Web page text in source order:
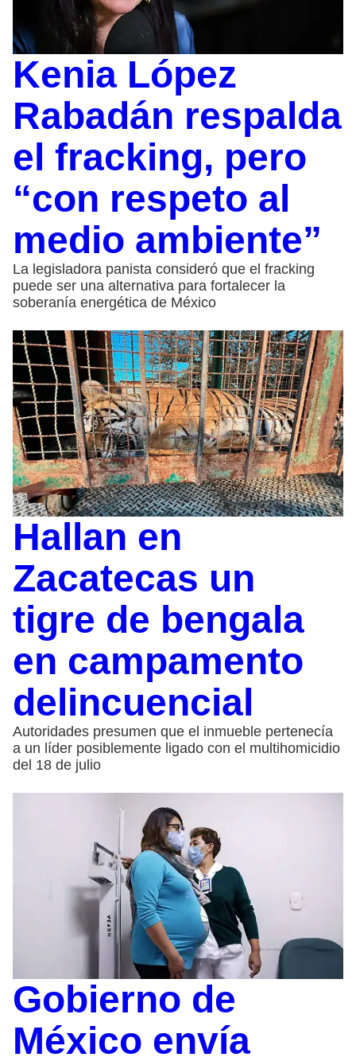
Kenia López
Rabadán respalda
el fracking, pero
“con respeto al
medio ambiente”
La legisladora panista consideró que el fracking
puede ser una alternativa para fortalecer la
soberanía energética de México
Hallan en
Zacatecas un
tigre de bengala
en campamento
delincuencial
Autoridades presumen que el inmueble pertenecía
a un líder posiblemente ligado con el multihomicidio
del 18 de julio
Gobierno de
México envía